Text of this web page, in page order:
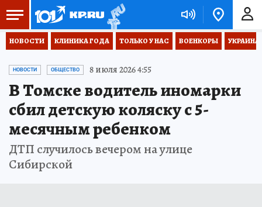
НОВОСТИ КЛИНИКА ГОДА ТОЛЬКО У НАС ВОЕНКОРЫ
НОВОСТИ ОБЩЕСТВО 8 июля 2026 4:55
В Томске водитель иномарки
сбил детскую коляску с 5-
месячным ребенком
ДТП случилось вечером на улице
Сибирской